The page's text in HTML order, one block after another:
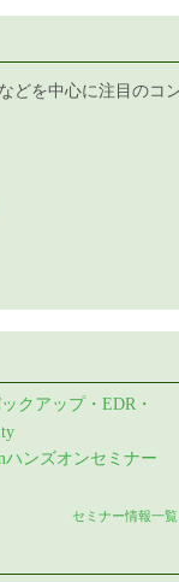
どを中心に注目のコ
クアップ・EDR・
ハンズオンセミナー
セミナー情報一覧